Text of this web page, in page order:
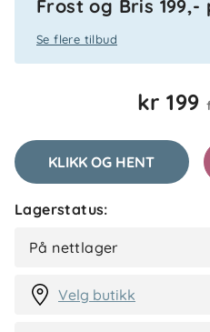
Frost og Bris 199,-
Se flere tilbud
kr 199
KLIKK OG HENT
Lagerstatus:
På nettlager
Velg butikk
BH